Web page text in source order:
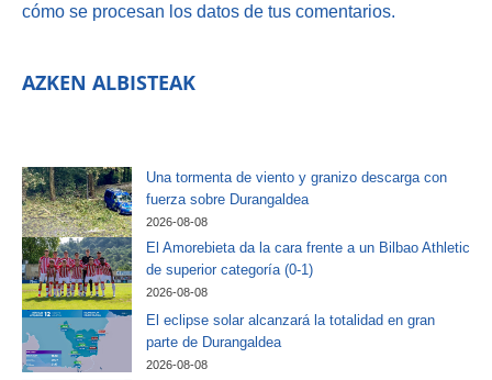
cómo se procesan los datos de tus comentarios.
AZKEN ALBISTEAK
Una tormenta de viento y granizo descarga con
fuerza sobre Durangaldea
2026-08-08
El Amorebieta da la cara frente a un Bilbao Athletic
de superior categoría (0-1)
2026-08-08
El eclipse solar alcanzará la totalidad en gran
parte de Durangaldea
2026-08-08